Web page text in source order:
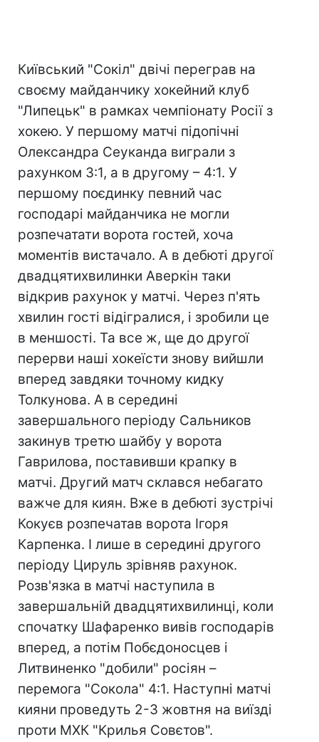
Київський "Сокіл" двічі переграв на
своєму майданчику хокейний клуб
"Липецьк" в рамках чемпіонату Росії з
хокею. У першому матчі підопічні
Олександра Сеуканда виграли з
рахунком 3:1, а в другому – 4:1. У
першому поєдинку певний час
господарі майданчика не могли
розпечатати ворота гостей, хоча
моментів вистачало. А в дебюті другої
двадцятихвилинки Аверкін таки
відкрив рахунок у матчі. Через п'ять
хвилин гості відігралися, і зробили це
в меншості. Та все ж, ще до другої
перерви наші хокеїсти знову вийшли
вперед завдяки точному кидку
Толкунова. А в середині
завершального періоду Сальников
закинув третю шайбу у ворота
Гаврилова, поставивши крапку в
матчі. Другий матч склався небагато
важче для киян. Вже в дебюті зустрічі
Кокуєв розпечатав ворота Ігоря
Карпенка. І лише в середині другого
періоду Цируль зрівняв рахунок.
Розв'язка в матчі наступила в
завершальній двадцятихвилинці, коли
спочатку Шафаренко вивів господарів
вперед, а потім Побєдоносцев і
Литвиненко "добили" росіян –
перемога "Сокола" 4:1. Наступні матчі
кияни проведуть 2-3 жовтня на виїзді
проти МХК "Крилья Совєтов".